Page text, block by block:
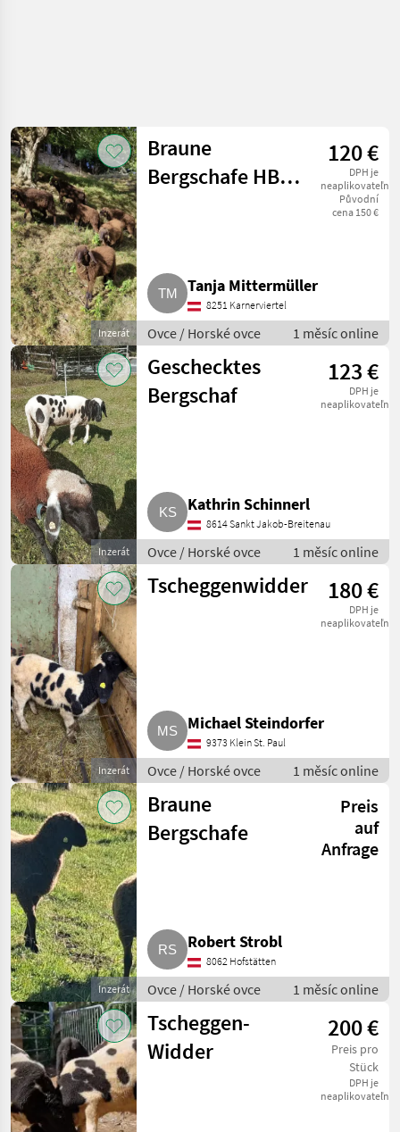
Inzerát
Braune
Bergschafe HB-
120 €
DPH je
neaplikovateľné
Původní
cena 150 €
Tanja Mittermüller
8251 Karnerviertel
Ovce / Horské ovce 1 měsíc online
Inzerát
Geschecktes
Bergschaf
123 €
DPH je
neaplikovateľné
Kathrin Schinnerl
8614 Sankt Jakob-Breitenau
Ovce / Horské ovce 1 měsíc online
Inzerát
Tscheggenwidder 180 €
DPH je
neaplikovateľné
Michael Steindorfer
9373 Klein St. Paul
Ovce / Horské ovce 1 měsíc online
Inzerát
Braune
Bergschafe
Preis
auf
Anfrage
Robert Strobl
8062 Hofstätten
Ovce / Horské ovce 1 měsíc online
Tscheggen-
Widder
200 €
Preis pro
Stück
DPH je
neaplikovateľné